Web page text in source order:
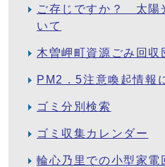
ご存じですか？ 太陽
いて
木曽岬町資源ごみ回収
PM2．5注意喚起情報
ゴミ分別検索
ゴミ収集カレンダー
輪心乃里での小型家電